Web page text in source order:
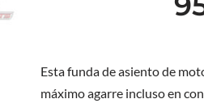
Esta funda de asiento de
máximo agarre incluso en